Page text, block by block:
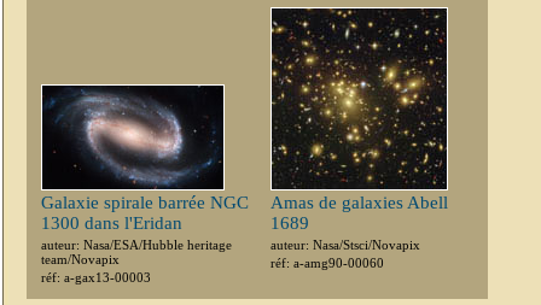
Galaxie spirale barrée NGC
1300 dans l'Eridan
auteur: Nasa/ESA/Hubble heritage
team/Novapix
réf: a-gax13-00003
Amas de galaxies Abell
1689
auteur: Nasa/Stsci/Novapix
réf: a-amg90-00060